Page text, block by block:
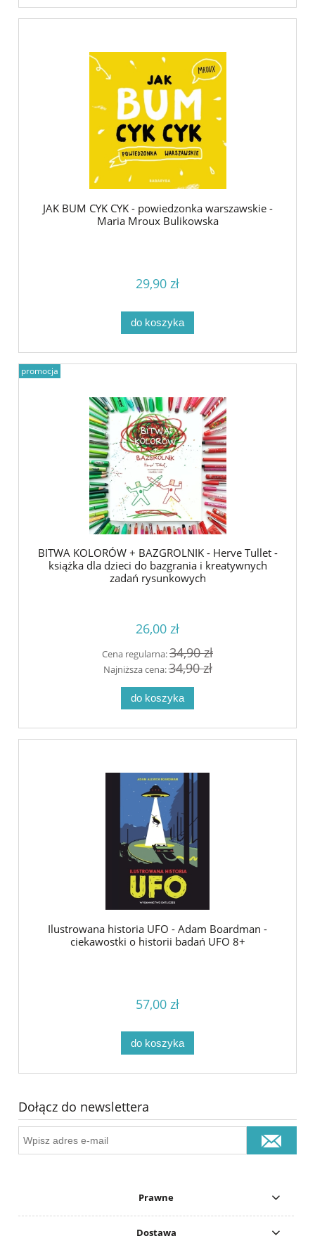
JAK BUM CYK CYK - powiedzonka warszawskie -
Maria Mroux Bulikowska
29,90 zł
do koszyka
BITWA KOLORÓW + BAZGROLNIK - Herve Tullet -
książka dla dzieci do bazgrania i kreatywnych
zadań rysunkowych
26,00 zł
Cena regularna:34,90 zł
Najniższa cena:34,90 zł
do koszyka
promocja
Ilustrowana historia UFO - Adam Boardman -
ciekawostki o historii badań UFO 8+
57,00 zł
do koszyka
Dołącz do newslettera
Prawne
Dostawa